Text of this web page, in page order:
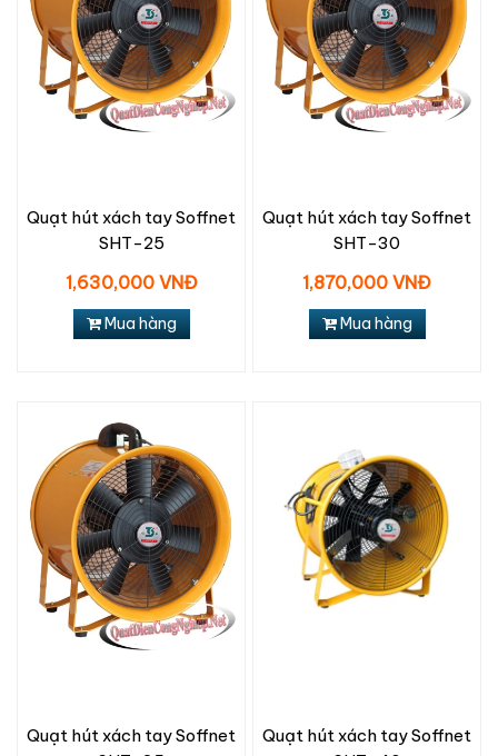
Quạt hút xách tay Soffnet
SHT-25
1,630,000 VNĐ
Mua hàng
Quạt hút xách tay Soffnet
SHT-30
1,870,000 VNĐ
Mua hàng
Quạt hút xách tay Soffnet
Quạt hút xách tay Soffnet